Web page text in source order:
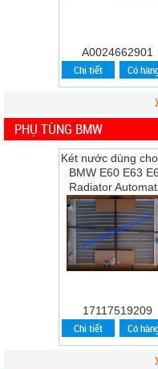
A0024662901
Chi tiết Có
PHỤ TÙNG BMW
Két nước dùng
BMW E60 E63
Radiator
Transmission
17117519209
Chi tiết Có